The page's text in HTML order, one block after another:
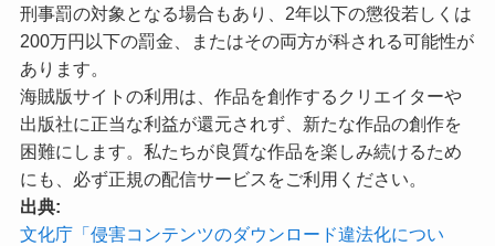
刑事罰の対象となる場合もあり、2年以下の懲役若しくは
200万円以下の罰金、またはその両方が科される可能性が
あります。
海賊版サイトの利用は、作品を創作するクリエイターや
出版社に正当な利益が還元されず、新たな作品の創作を
困難にします。私たちが良質な作品を楽しみ続けるため
にも、必ず正規の配信サービスをご利用ください。
出典:
文化庁「侵害コンテンツのダウンロード違法化につい